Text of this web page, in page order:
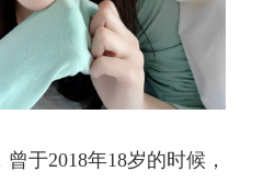
曾于2018年18岁的时候，